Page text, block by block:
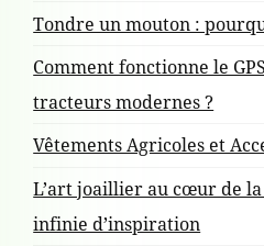
Tondre un mouton :
Comment fonctionne le
tracteurs modernes ?
Vêtements Agricoles et
L’art joaillier au cœur de
infinie d’inspiration